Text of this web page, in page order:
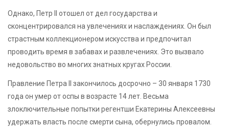
Однако, Петр II отошел от дел государства и
сконцентрировался на увлечениях и наслаждениях. Он был
страстным коллекционером искусства и предпочитал
проводить время в забавах и развлечениях. Это вызвало
недовольство во многих знатных кругах России.
Правление Петра II закончилось досрочно – 30 января 1730
года он умер от оспы в возрасте 14 лет. Весьма
злоключительные попытки регентши Екатерины Алексеевны
удержать власть после смерти сына, обернулись провалом.